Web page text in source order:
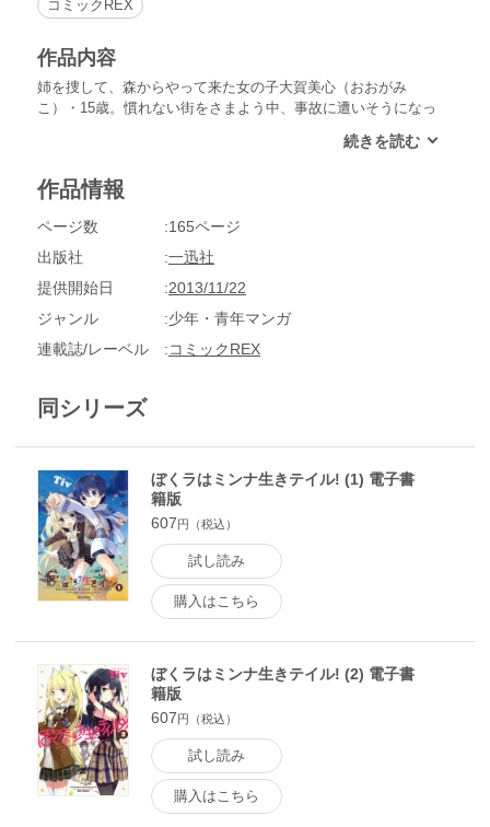
コミックREX
作品内容
姉を捜して、森からやって来た女の子大賀美心（おおがみ
こ）・15歳。慣れない街をさまよう中、事故に遭いそうになっ
返し」を受けることに!?通う生徒は動物ばかりという不思議な
は…？ピュアでキュートなケモノっ娘たちが織り成す奇妙で優
作品情報
ページ数
165ページ
出版社
一迅社
提供開始日
2013/11/22
ジャンル
少年・青年マンガ
連載誌/レーベル
コミックREX
同シリーズ
ぼくラはミンナ生きテイル! (1) 電子書
籍版
607円（税込）
試し読み
購入はこちら
ぼくラはミンナ生きテイル! (2) 電子書
籍版
607円（税込）
試し読み
購入はこちら